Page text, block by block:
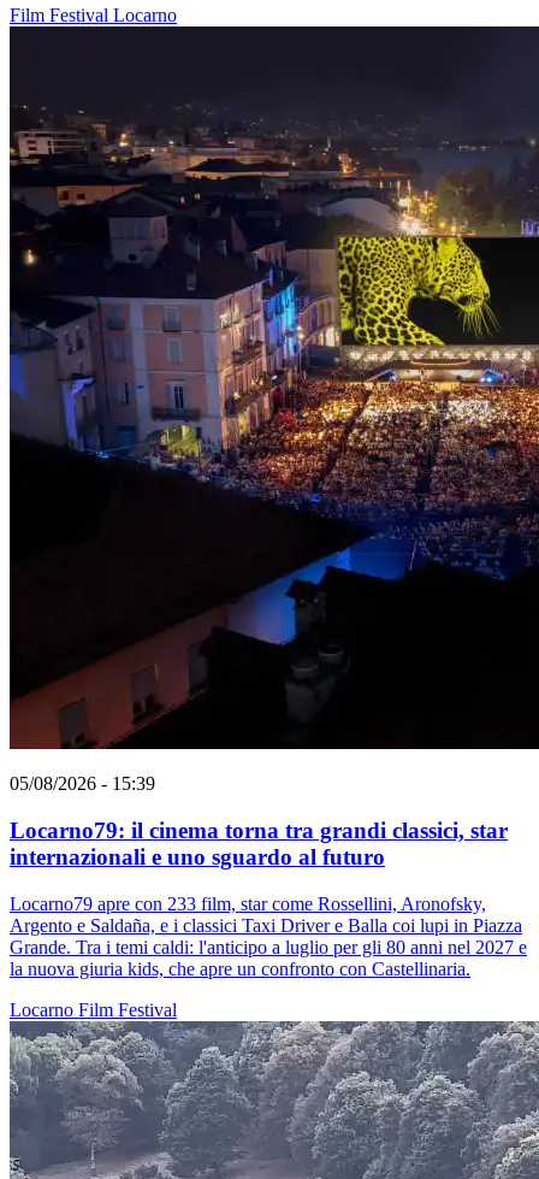
Film Festival Locarno
05/08/2026 - 15:39
Locarno79: il cinema torna tra grandi classici, star
internazionali e uno sguardo al futuro
Locarno79 apre con 233 film, star come Rossellini, Aronofsky,
Argento e Saldaña, e i classici Taxi Driver e Balla coi lupi in Piazza
Grande. Tra i temi caldi: l'anticipo a luglio per gli 80 anni nel 2027 e
la nuova giuria kids, che apre un confronto con Castellinaria.
Locarno Film Festival